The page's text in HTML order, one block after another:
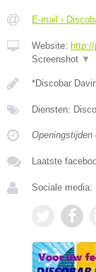
E-mail ›
Website:
Screenshot ▼
*Discobar
Diensten:
Openingstijden
Laatste
Sociale media: